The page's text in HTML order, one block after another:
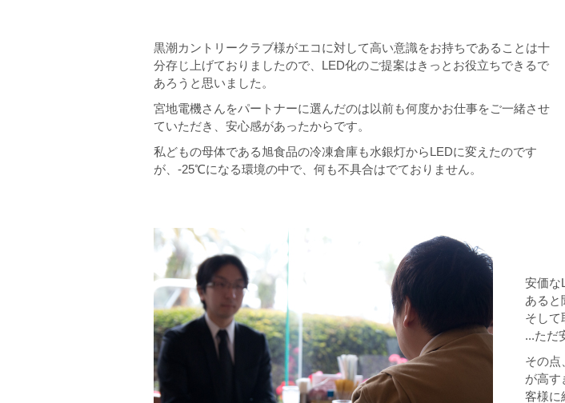
黒潮カントリークラブ様がエコに対して高い意識をお持ちであることは十
分存じ上げておりましたので、LED化のご提案はきっとお役立ちできるで
あろうと思いました。
宮地電機さんをパートナーに選んだのは以前も何度かお仕事をご一緒させ
ていただき、安心感があったからです。
私どもの母体である旭食品の冷凍倉庫も水銀灯からLEDに変えたのです
が、-25℃になる環境の中で、何も不具合はでておりません。
安価な
あると
そして
...ただ
その点
が高す
客様に